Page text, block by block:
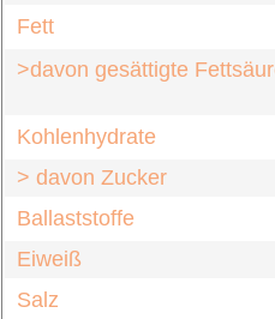
Fett
>davon gesättigte
Kohlenhydrate
> davon Zucker
Ballaststoffe
Eiweiß
Salz